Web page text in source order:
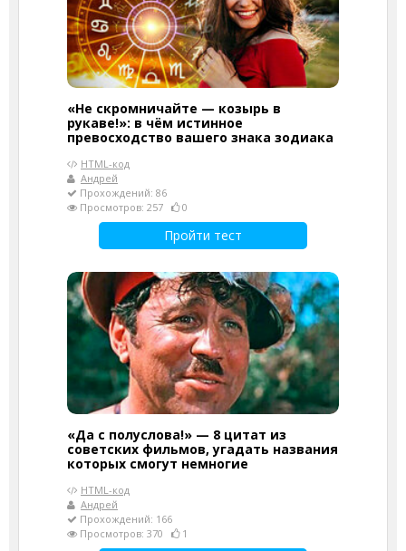
«Не скромничайте — козырь в
рукаве!»: в чём истинное
превосходство вашего знака зодиака
HTML-код
Андрей
Прохождений: 86
Просмотров: 257
0
Пройти тест
«Да с полуслова!» — 8 цитат из
советских фильмов, угадать названия
которых смогут немногие
HTML-код
Андрей
Прохождений: 166
Просмотров: 370
1